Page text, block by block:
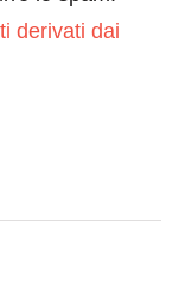
derivati dai